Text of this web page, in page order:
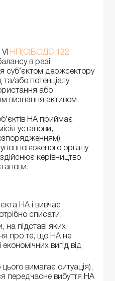
НП(С)БОДС 122
в разі
суб’єктом держсектору
та/або потенціалу
або
визнання активом.
НА приймає
установи,
органу
керівництво
НА і вивчає
списати;
на підставі яких
про те, що НА не
вигід від
вимагає ситуація),
передчасне вибуття НА